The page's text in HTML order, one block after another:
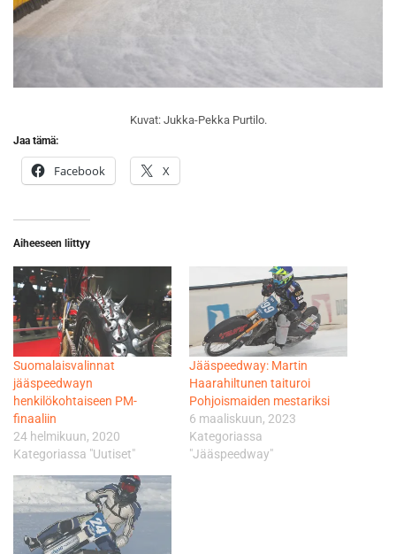
Kuvat: Jukka-Pekka Purtilo.
Jaa tämä:
Facebook X
Aiheeseen liittyy
Suomalaisvalinnat
jääspeedwayn
henkilökohtaiseen PM-
finaaliin
24 helmikuun, 2020
Kategoriassa "Uutiset"
Jääspeedway: Martin
Haarahiltunen taituroi
Pohjoismaiden mestariksi
6 maaliskuun, 2023
Kategoriassa
"Jääspeedway"